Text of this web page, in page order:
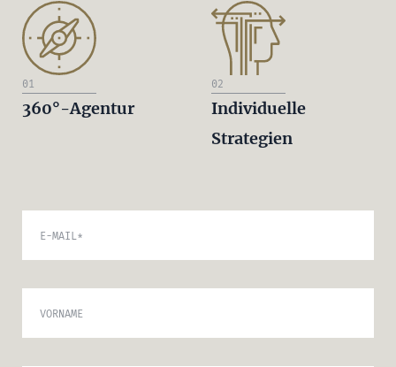
01
360°-Agentur
02
Individuelle
Strategien
E-MAIL*
VORNAME